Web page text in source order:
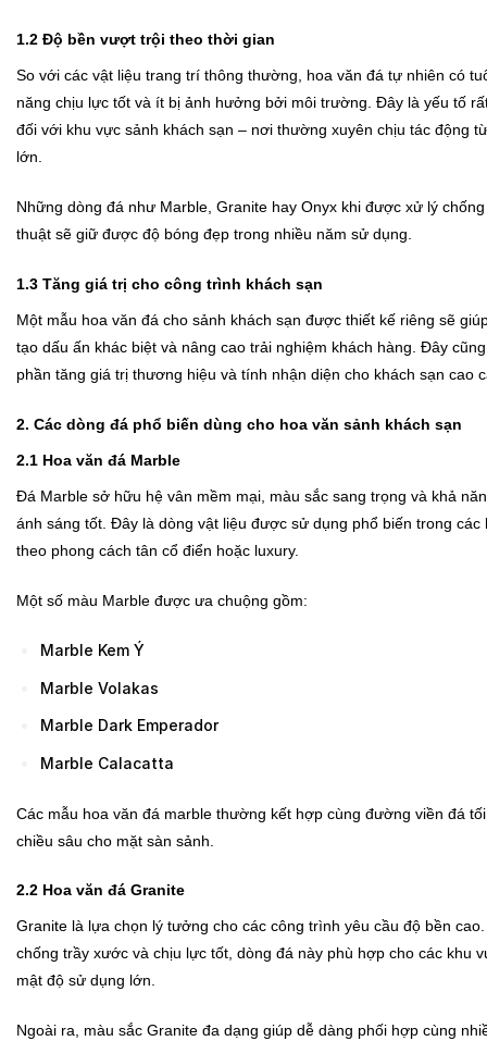
1.2 Độ bền vượt trội theo thời gian
So với các vật liệu trang trí thông thường, hoa văn đá tự nhiên có
năng chịu lực tốt và ít bị ảnh hưởng bởi môi trường. Đây là yếu tố
đối với khu vực sảnh khách sạn – nơi thường xuyên chịu tác động
lớn.
Những dòng đá như Marble, Granite hay Onyx khi được xử lý
thuật sẽ giữ được độ bóng đẹp trong nhiều năm sử dụng.
1.3 Tăng giá trị cho công trình khách sạn
Một mẫu hoa văn đá cho sảnh khách sạn được thiết kế riêng sẽ
tạo dấu ấn khác biệt và nâng cao trải nghiệm khách hàng. Đây
phần tăng giá trị thương hiệu và tính nhận diện cho khách sạn cao
2. Các dòng đá phổ biến dùng cho hoa văn sảnh khách sạn
2.1 Hoa văn đá Marble
Đá Marble sở hữu hệ vân mềm mại, màu sắc sang trọng và khả
ánh sáng tốt. Đây là dòng vật liệu được sử dụng phổ biến trong các
theo phong cách tân cổ điển hoặc luxury.
Một số màu Marble được ưa chuộng gồm:
Marble Kem Ý
Marble Volakas
Marble Dark Emperador
Marble Calacatta
Các mẫu hoa văn đá marble thường kết hợp cùng đường viền đá
chiều sâu cho mặt sàn sảnh.
2.2 Hoa văn đá Granite
Granite là lựa chọn lý tưởng cho các công trình yêu cầu độ bền
chống trầy xước và chịu lực tốt, dòng đá này phù hợp cho các khu
mật độ sử dụng lớn.
Ngoài ra, màu sắc Granite đa dạng giúp dễ dàng phối hợp cùng